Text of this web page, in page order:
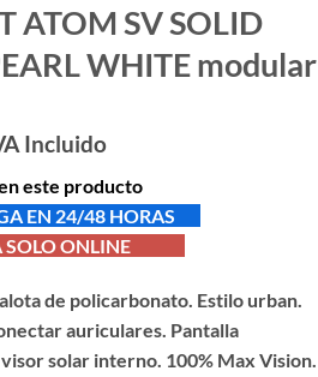
ATOM SV SOLID
WHITE modular
Incluido
este producto
EN 24/48 HORAS
ONLINE
de policarbonato. Estilo urban.
auriculares. Pantalla
solar interno. 100% Max Vision.